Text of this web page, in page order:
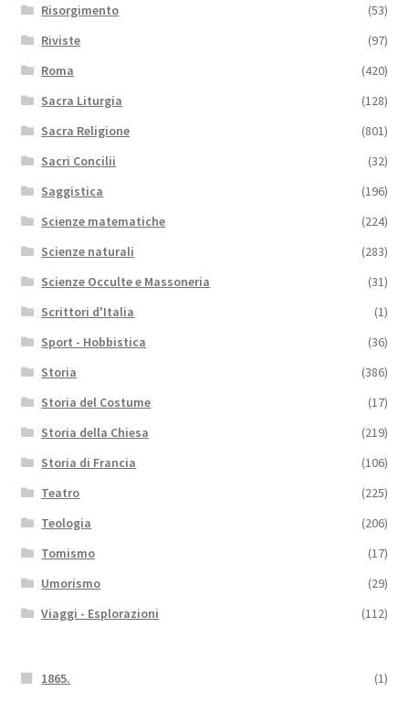
Risorgimento
(53)
Riviste
(97)
Roma
(420)
Sacra Liturgia
(128)
Sacra Religione
(801)
Sacri Concilii
(32)
Saggistica
(196)
Scienze matematiche
(224)
Scienze naturali
(283)
Scienze Occulte e Massoneria
(31)
Scrittori d'Italia
(1)
Sport - Hobbistica
(36)
Storia
(386)
Storia del Costume
(17)
Storia della Chiesa
(219)
Storia di Francia
(106)
Teatro
(225)
Teologia
(206)
Tomismo
(17)
Umorismo
(29)
Viaggi - Esplorazioni
(112)
1865. (1)